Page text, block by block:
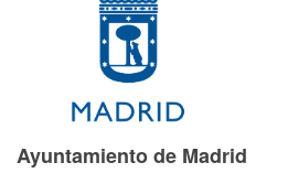
Ayuntamiento de Madrid